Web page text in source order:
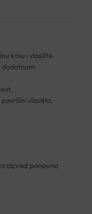
kosu i vlasište.
dodatnom
vlasišta.